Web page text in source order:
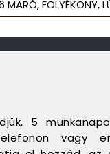
MARÓ, FOLYÉKONY,
5
vagy